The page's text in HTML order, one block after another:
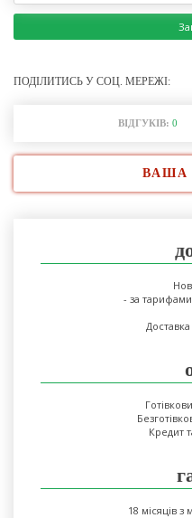
ПОДІЛИТИСЬ У СОЦ. МЕРЕЖІ:
ВІДГУКІВ: 0
ВАША
- за
Кредит
18 місяців